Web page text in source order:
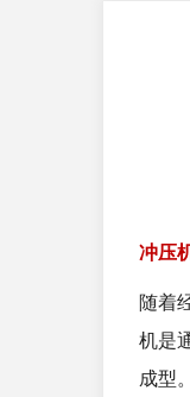
冲压
随着
机是
成型